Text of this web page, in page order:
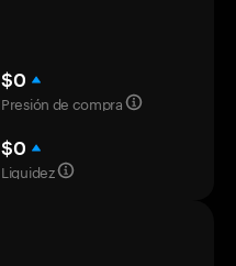
$0
Presión de compra
$0
Liquidez